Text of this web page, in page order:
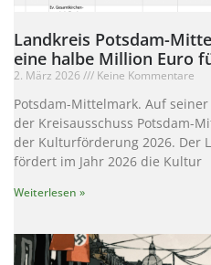
Landkreis Potsdam-
eine halbe Million Euro
2. März 2026 Keine Kommentare
Potsdam-Mittelmark. Auf
der Kreisausschuss Potsdam-
der Kulturförderung 2026. Der
fördert im Jahr 2026 die Kultur
Weiterlesen »